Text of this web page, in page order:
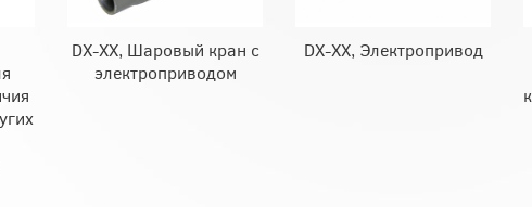
DX-XX, Шаровый кран c
электроприводом
DX-XX, Электропривод